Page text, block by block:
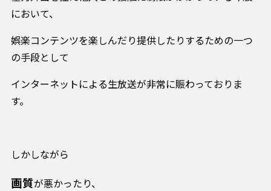
において、
娯楽コンテンツを楽しんだり提供したりするための一つ
の手段として
インターネットによる生放送が非常に賑わっておりま
す。
しかしながら
画質が悪かったり、